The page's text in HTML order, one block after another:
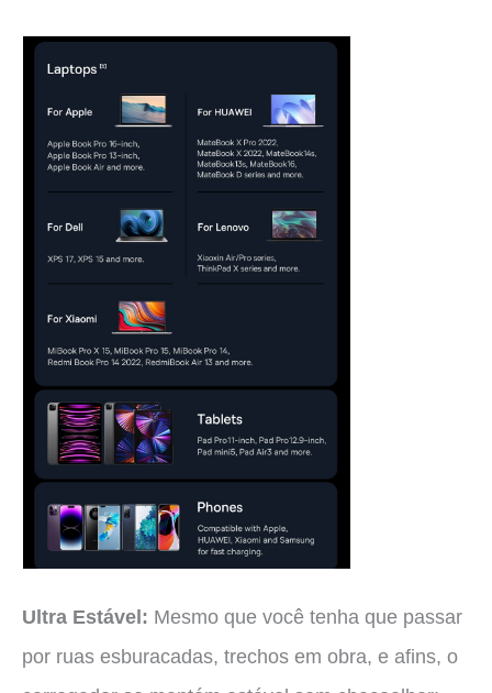
Ultra Estável: Mesmo que você tenha que passar
por ruas esburacadas, trechos em obra, e afins, o